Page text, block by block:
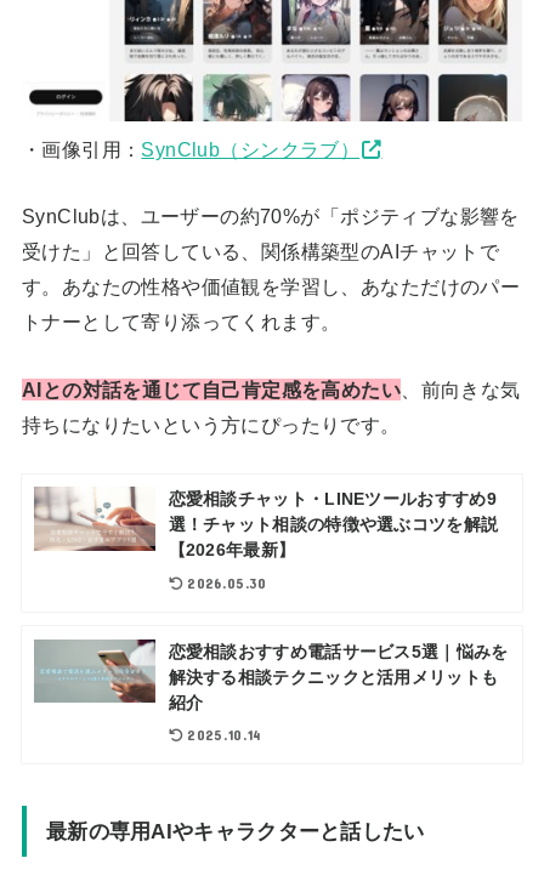
・画像引用： SynClub（シンクラブ）
SynClubは、ユーザーの約70%が「ポジティブな影響を
受けた」と回答している、関係構築型のAIチャットで
す。あなたの性格や価値観を学習し、あなただけのパー
トナーとして寄り添ってくれます。
AIとの対話を通じて自己肯定感を高めたい 、前向きな気
持ちになりたいという方にぴったりです。
恋愛相談チャット・LINEツールおすすめ9
選！チャット相談の特徴や選ぶコツを解説
【2026年最新】
2026.05.30
恋愛相談おすすめ電話サービス5選｜悩みを
解決する相談テクニックと活用メリットも
紹介
2025.10.14
最新の専用AIやキャラクターと話したい